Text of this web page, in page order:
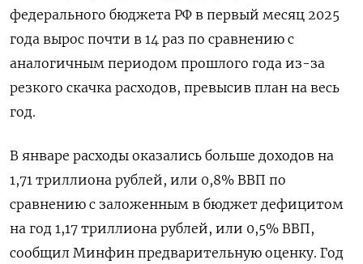
федерального бюджета РФ в первый месяц 2025
года вырос почти в 14 раз по сравнению с
аналогичным периодом прошлого года из-за
резкого скачка расходов, превысив план на весь
год.
В январе расходы оказались больше доходов на
1,71 триллиона рублей, или 0,8% ВВП по
сравнению с заложенным в бюджет дефицитом
на год 1,17 триллиона рублей, или 0,5% ВВП,
сообщил Минфин предварительную оценку. Год